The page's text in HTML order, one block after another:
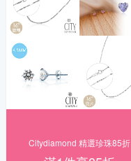
Citydiamond 精選珍珠85折